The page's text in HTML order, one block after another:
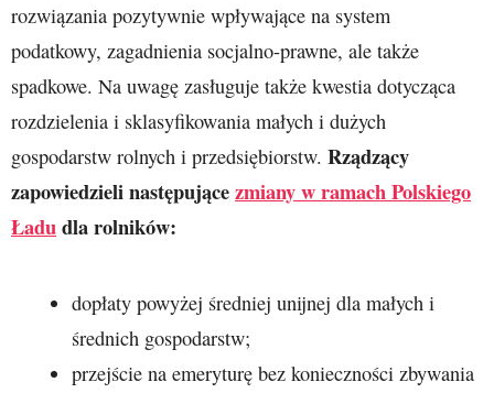
rozwiązania pozytywnie wpływające na system
podatkowy, zagadnienia socjalno-prawne, ale także
spadkowe. Na uwagę zasługuje także kwestia dotycząca
rozdzielenia i sklasyfikowania małych i dużych
gospodarstw rolnych i przedsiębiorstw. Rządzący
zapowiedzieli następującezmiany w ramach Polskiego
Ładudla rolników:
dopłaty powyżej średniej unijnej dla małych i
średnich gospodarstw;
przejście na emeryturę bez konieczności zbywania